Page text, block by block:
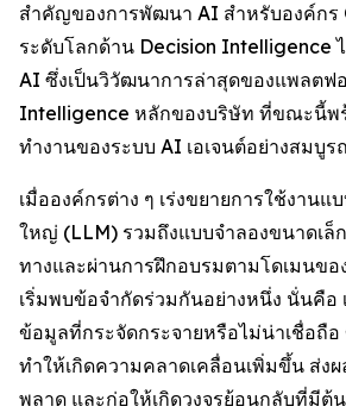
สำคัญของการพัฒนา AI สำหรับองค์กร
ระดับโลกด้าน Decision Intelligence
AI ซึ่งเป็นวิวัฒนาการล่าสุดของแพลตฟ
Intelligence หลักของบริษัท ที่ขณะนี้พ
ทำงานของระบบ AI เอเจนต์อย่างสมบู
เมื่อองค์กรต่าง ๆ เร่งขยายการใช้งาน
ใหญ่ (LLM) รวมถึงแบบจำลองขนาดเ
ทางและผ่านการฝึกอบรมตามโดเมนขอ
เริ่มพบข้อจำกัดร่วมกันอย่างหนึ่ง นั่นคือ
ข้อมูลที่กระจัดกระจายหรือไม่น่าเชื่อถื
ทำให้เกิดความคลาดเคลื่อนเพิ่มขึ้น ส่ง
พลาด และก่อให้เกิดวงจรย้อนกลับที่มีต้